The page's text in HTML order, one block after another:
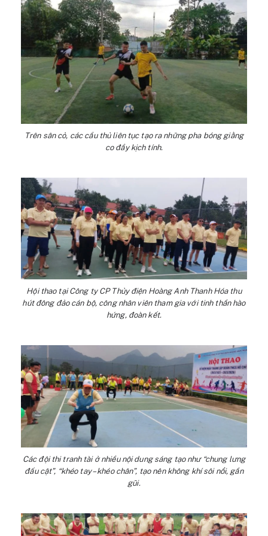
Trên sân cỏ, các cầu thủ liên tục tạo ra những pha bóng giằng
co đầy kịch tính.
Hội thao tại Công ty CP Thủy điện Hoàng Anh Thanh Hóa thu
hút đông đảo cán bộ, công nhân viên tham gia với tinh thần hào
hứng, đoàn kết.
Các đội thi tranh tài ở nhiều nội dung sáng tạo như “chung lưng
đấu cật”, “khéo tay – khéo chân”, tạo nên không khí sôi nổi, gần
gũi.